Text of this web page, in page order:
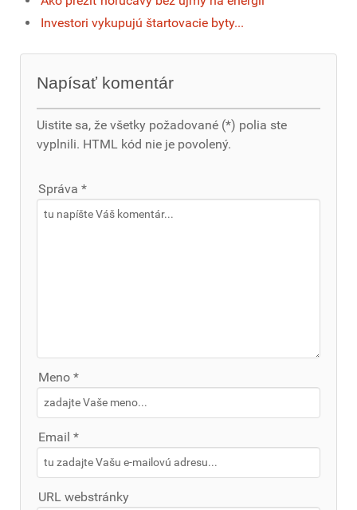
Investori vykupujú štartovacie byty...
Napísať komentár
Uistite sa, že všetky požadované (*) polia ste
vyplnili. HTML kód nie je povolený.
Správa *
Meno *
Email *
URL webstránky